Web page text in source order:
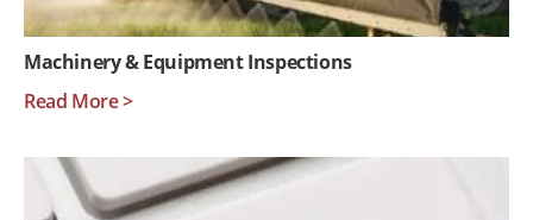
Machinery & Equipment Inspections
Read More >